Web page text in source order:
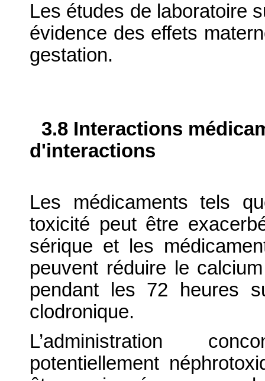
Les études de laboratoire
évidence des effets
gestation.
3.8 Interactions
d'interactions
Les médicaments tels
toxicité peut être
sérique et les
peuvent réduire le
pendant les 72 heures
clodronique.
L’administration
potentiellement